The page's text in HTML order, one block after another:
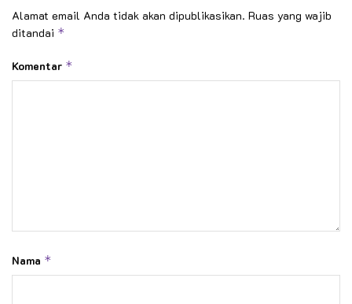
Alamat email Anda tidak akan dipublikasikan. Ruas yang wajib
ditandai *
Komentar *
Nama *